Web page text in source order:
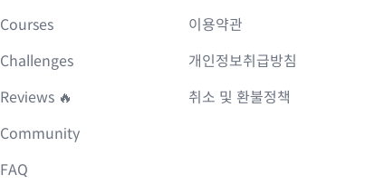
Courses
Challenges
Reviews 🔥
Community
FAQ
이용약관
개인정보취급방침
취소 및 환불정책